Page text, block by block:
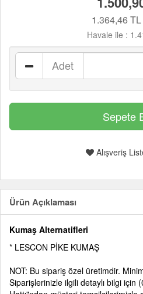
1.364,46
Havale ile :
Adet
Alışveriş
Ürün Açıklaması
Kumaş Alternatifleri
* LESCON PİKE KUMAŞ
NOT: Bu sipariş özel üretimdir.
Siparişlerinizle ilgili detaylı bilgi için